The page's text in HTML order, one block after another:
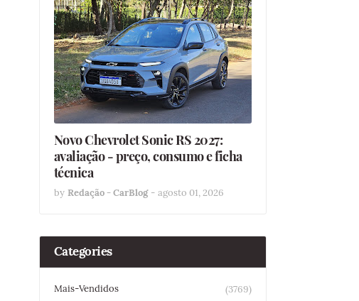
Novo Chevrolet Sonic RS 2027:
avaliação - preço, consumo e ficha
técnica
by Redação - CarBlog - agosto 01, 2026
Categories
Mais-Vendidos
(3769)